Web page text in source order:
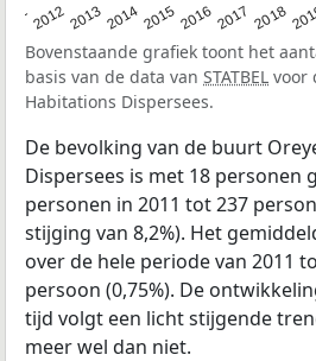
201220132014201520162017 2018
Bovenstaande grafiek toont het
basis van de data van STATBEL voor
Habitations Dispersees.
De bevolking van de buurt
Dispersees is met 18 personen
personen in 2011 tot 237
stijging van 8,2%). Het
over de hele periode van 2011
persoon (0,75%). De
tijd volgt een licht stijgende
meer wel dan niet.